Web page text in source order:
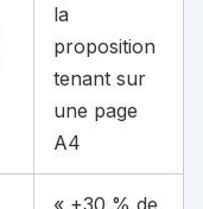
la
proposition
tenant sur
une page
A4